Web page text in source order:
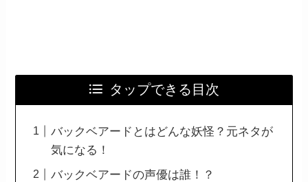
タップできる目次
バックベアードとはどんな妖怪？元ネタが
気になる！
バックベアードの声優は誰！？